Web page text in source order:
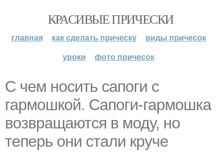
КРАСИВЫЕ ПРИЧЕСКИ
главная как сделать прическу
виды причесок
уроки
фото причесок
С чем носить сапоги с
гармошкой. Сапоги-гармошка
возвращаются в моду, но
теперь они стали круче